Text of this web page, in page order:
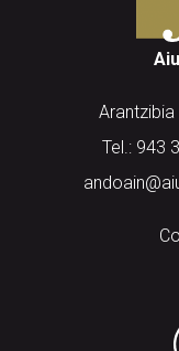
Arantzibia
Tel.: 943